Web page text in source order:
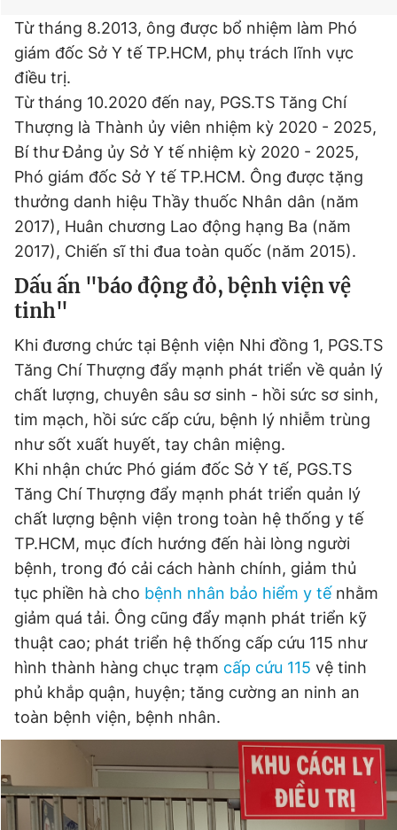
Từ tháng 8.2013, ông được bổ nhiệm làm Phó
giám đốc Sở Y tế TP.HCM, phụ trách lĩnh vực
điều trị.
Từ tháng 10.2020 đến nay, PGS.TS Tăng Chí
Thượng là Thành ủy viên nhiệm kỳ 2020 - 2025,
Bí thư Đảng ủy Sở Y tế nhiệm kỳ 2020 - 2025,
Phó giám đốc Sở Y tế TP.HCM. Ông được tặng
thưởng danh hiệu Thầy thuốc Nhân dân (năm
2017), Huân chương Lao động hạng Ba (năm
2017), Chiến sĩ thi đua toàn quốc (năm 2015).
Dấu ấn "báo động đỏ, bệnh viện vệ
tinh"
Khi đương chức tại Bệnh viện Nhi đồng 1, PGS.TS
Tăng Chí Thượng đẩy mạnh phát triển về quản lý
chất lượng, chuyên sâu sơ sinh - hồi sức sơ sinh,
tim mạch, hồi sức cấp cứu, bệnh lý nhiễm trùng
như sốt xuất huyết, tay chân miệng.
Khi nhận chức Phó giám đốc Sở Y tế, PGS.TS
Tăng Chí Thượng đẩy mạnh phát triển quản lý
chất lượng bệnh viện trong toàn hệ thống y tế
TP.HCM, mục đích hướng đến hài lòng người
bệnh, trong đó cải cách hành chính, giảm thủ
tục phiền hà cho bệnh nhân bảo hiểm y tế nhằm
giảm quá tải. Ông cũng đẩy mạnh phát triển kỹ
thuật cao; phát triển hệ thống cấp cứu 115 như
hình thành hàng chục trạm cấp cứu 115 vệ tinh
phủ khắp quận, huyện; tăng cường an ninh an
toàn bệnh viện, bệnh nhân.